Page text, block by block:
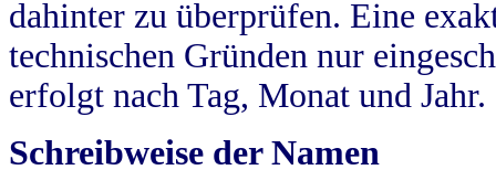
dahinter zu überprüfen. Eine
technischen Gründen nur
erfolgt nach Tag, Monat und Jahr.
Schreibweise der Namen